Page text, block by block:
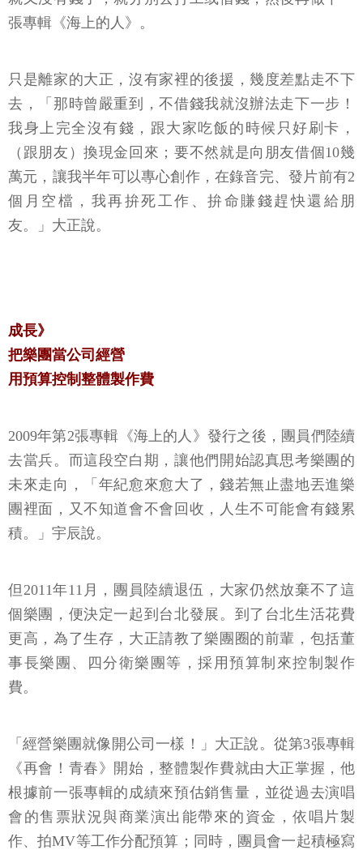
張專輯《海上的人》。
只是離家的大正，沒有家裡的後援，幾度差點走不下
去，「那時曾嚴重到，不借錢我就沒辦法走下一步！
我身上完全沒有錢，跟大家吃飯的時候只好刷卡，
（跟朋友）換現金回來；要不然就是向朋友借個10幾
萬元，讓我半年可以專心創作，在錄音完、發片前有2
個月空檔，我再拚死工作、拚命賺錢趕快還給朋
友。」大正說。
成長》
把樂團當公司經營
用預算控制整體製作費
2009年第2張專輯《海上的人》發行之後，團員們陸續
去當兵。而這段空白期，讓他們開始認真思考樂團的
未來走向，「年紀愈來愈大了，錢若無止盡地丟進樂
團裡面，又不知道會不會回收，人生不可能會有錢累
積。」宇辰說。
但2011年11月，團員陸續退伍，大家仍然放棄不了這
個樂團，便決定一起到台北發展。到了台北生活花費
更高，為了生存，大正請教了樂團圈的前輩，包括董
事長樂團、四分衛樂團等，採用預算制來控制製作
費。
「經營樂團就像開公司一樣！」大正說。從第3張專輯
《再會！青春》開始，整體製作費就由大正掌握，他
根據前一張專輯的成績來預估銷售量，並從過去演唱
會的售票狀況與商業演出能帶來的資金，依唱片製
作、拍MV等工作分配預算；同時，團員會一起積極寫